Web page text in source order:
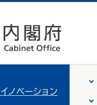
ノベーション